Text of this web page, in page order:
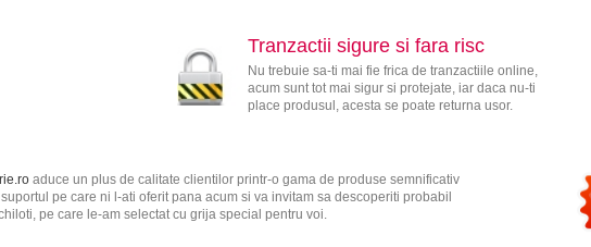
Tranzactii sigure si fara risc
Nu trebuie sa-ti mai fie frica de tranzactiile online,
acum sunt tot mai sigur si protejate, iar daca nu-ti
place produsul, acesta se poate returna usor.
aduce un plus de calitate clientilor printr-o gama de produse semnificativ
pe care ni l-ati oferit pana acum si va invitam sa descoperiti probabil
pe care le-am selectat cu grija special pentru voi.